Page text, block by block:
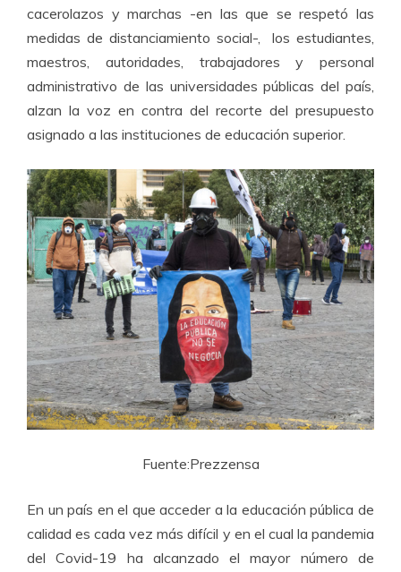
cacerolazos y marchas -en las que se respetó las
medidas de distanciamiento social-, los estudiantes,
maestros, autoridades, trabajadores y personal
administrativo de las universidades públicas del país,
alzan la voz en contra del recorte del presupuesto
asignado a las instituciones de educación superior.
Fuente:Prezzensa
En un país en el que acceder a la educación pública de
calidad es cada vez más difícil y en el cual la pandemia
del Covid-19 ha alcanzado el mayor número de